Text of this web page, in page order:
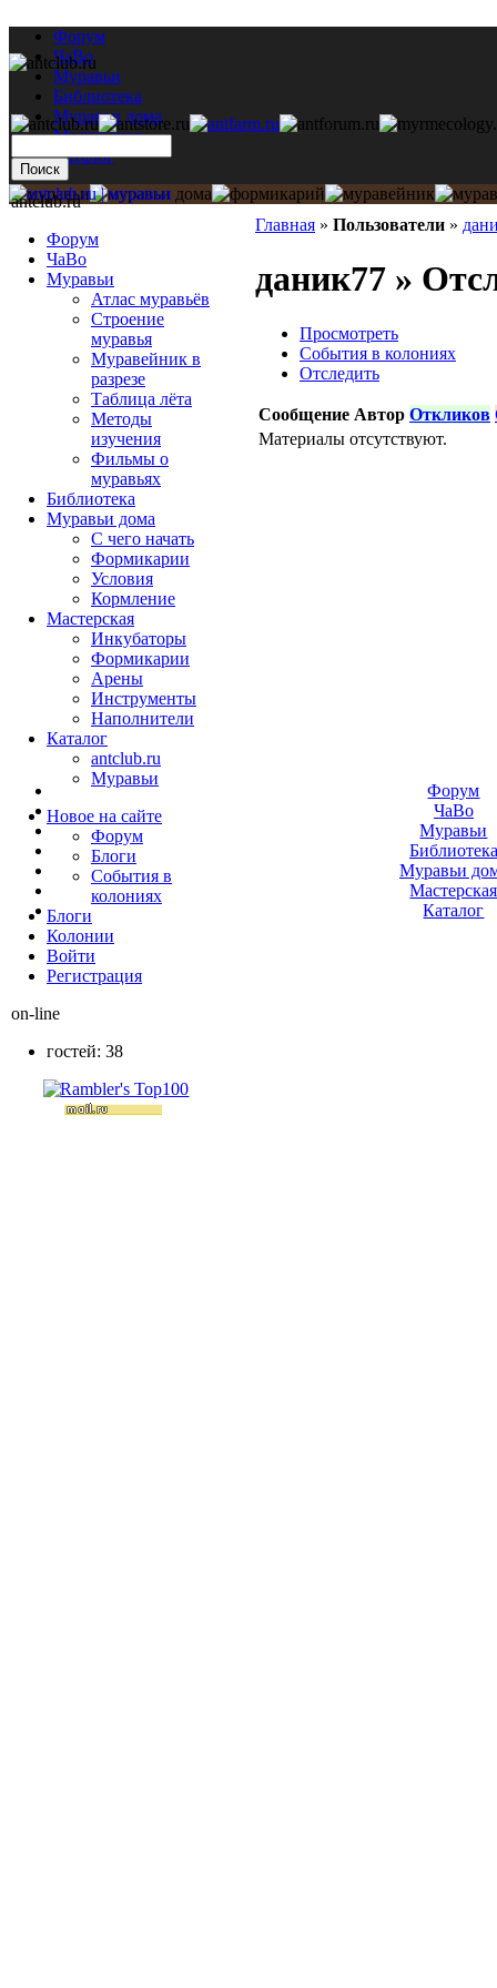
Форум
ЧаВо
Муравьи
Библиотека
Муравьи дома
Мастерская
Каталог
Главная » Пользователи »
даник77 »
Просмотреть
События в колониях
Отследить
Сообщение Автор Откликов
Материалы отсутствуют.
antclub.ru
Форум
ЧаВо
Муравьи
Атлас муравьёв
Строение
муравья
Муравейник в
разрезе
Таблица лёта
Методы
изучения
Фильмы о
муравьях
Библиотека
Муравьи дома
С чего начать
Формикарии
Условия
Кормление
Мастерская
Инкубаторы
Формикарии
Арены
Инструменты
Наполнители
Каталог
antclub.ru
Муравьи
Новое на сайте
Форум
Блоги
События в
колониях
Блоги
Колонии
Войти
Peгиcтpaция
on-line
гостей: 38
Форум
ЧаВо
Муравьи
Библиотека
Муравьи
Мастерская
Каталог